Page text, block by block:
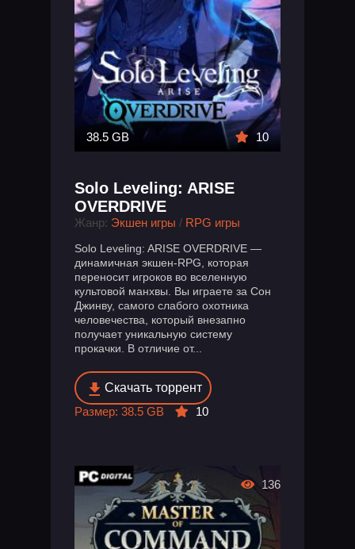
38.5 GB 10
Solo Leveling: ARISE
OVERDRIVE
Жанр: Экшен игры / RPG игры
Solo Leveling: ARISE OVERDRIVE —
динамичная экшен-RPG, которая
переносит игроков во вселенную
культовой манхвы. Вы играете за Сон
Джинву, самого слабого охотника
человечества, который внезапно
получает уникальную систему
прокачки. В отличие от...
Скачать торрент
Размер: 38.5 GB
10
136